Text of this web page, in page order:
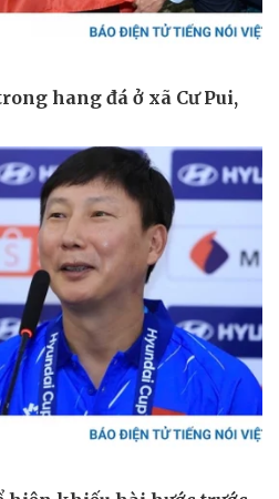
Công nghệ
Sành điệu
Tin Công nghệ
Chuyển đổi số